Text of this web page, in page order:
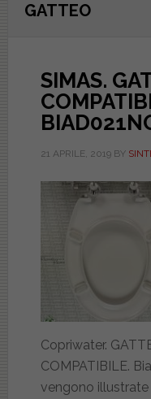
GATTEO
SIMAS.
21 APRILE, 2019BY
Copriwater.
COMPATIBILE.
vengono